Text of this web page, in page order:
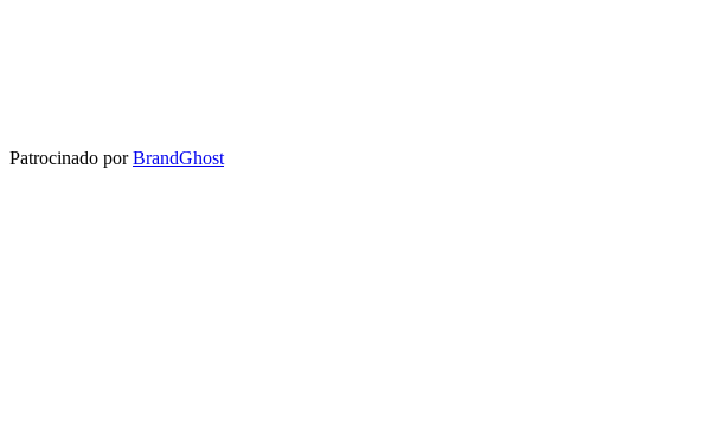
Patrocinado por BrandGhost